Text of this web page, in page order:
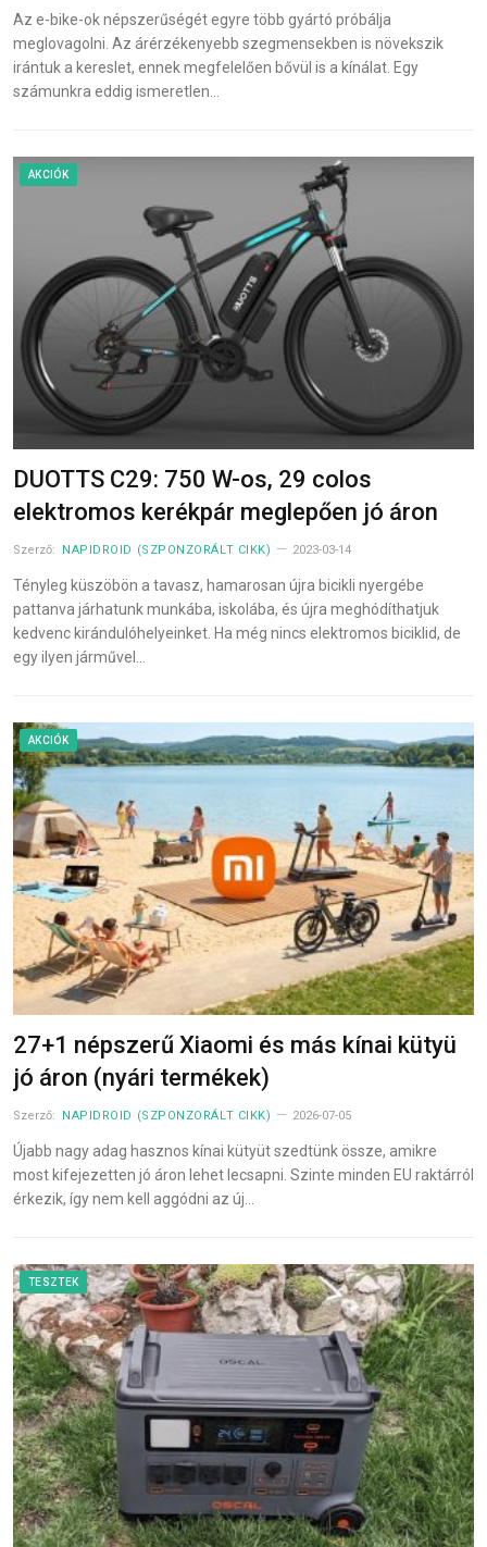
Az e-bike-ok népszerűségét egyre több gyártó próbálja
meglovagolni. Az árérzékenyebb szegmensekben is növekszik
irántuk a kereslet, ennek megfelelően bővül is a kínálat. Egy
számunkra eddig ismeretlen…
AKCIÓK
DUOTTS C29: 750 W-os, 29 colos
elektromos kerékpár meglepően jó áron
Szerző: NAPIDROID (SZPONZORÁLT CIKK) 2023-03-14
Tényleg küszöbön a tavasz, hamarosan újra bicikli nyergébe
pattanva járhatunk munkába, iskolába, és újra meghódíthatjuk
kedvenc kirándulóhelyeinket. Ha még nincs elektromos biciklid, de
egy ilyen járművel…
AKCIÓK
27+1 népszerű Xiaomi és más kínai kütyü
jó áron (nyári termékek)
Szerző: NAPIDROID (SZPONZORÁLT CIKK) 2026-07-05
Újabb nagy adag hasznos kínai kütyüt szedtünk össze, amikre
most kifejezetten jó áron lehet lecsapni. Szinte minden EU raktárról
érkezik, így nem kell aggódni az új…
TESZTEK